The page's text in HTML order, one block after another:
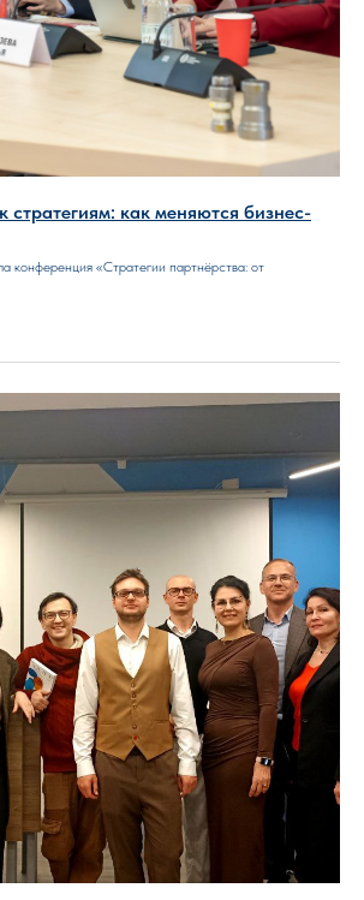
стратегиям: как меняются бизнес-
«Стратегии партнёрства: от